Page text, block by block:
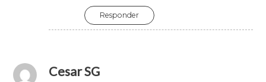
Responder
Cesar SG